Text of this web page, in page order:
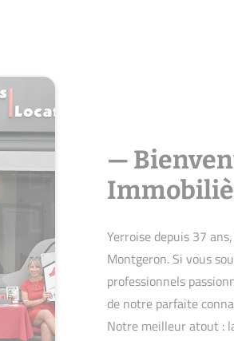
—
Yerroise depuis 37
Montgeron. Si vous
professionnels
de notre parfaite
Notre meilleur atout :